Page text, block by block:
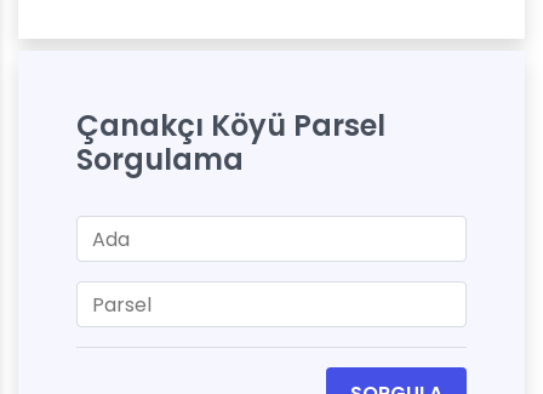
Çanakçı Köyü Parsel
Sorgulama